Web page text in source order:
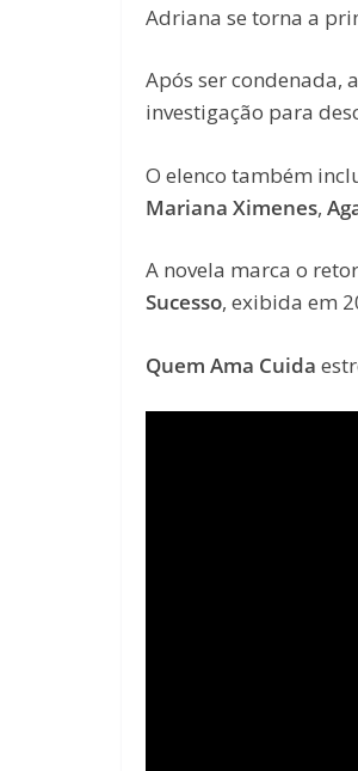
Adriana se torna a
Após ser condenada,
investigação para
O elenco também
Mariana Ximenes,
A novela marca o
Sucesso, exibida em
Quem Ama Cuida